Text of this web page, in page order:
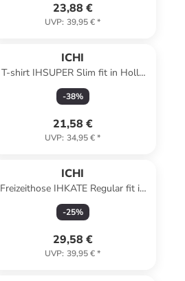
23,88 €
UVP: 39,95 €*
ICHI
T-shirt IHSUPER Slim fit in Holly
Green
-38%
21,58 €
UVP: 34,95 €*
ICHI
Freizeithose IHKATE Regular fit in
Holly Berry
-25%
29,58 €
UVP: 39,95 €*